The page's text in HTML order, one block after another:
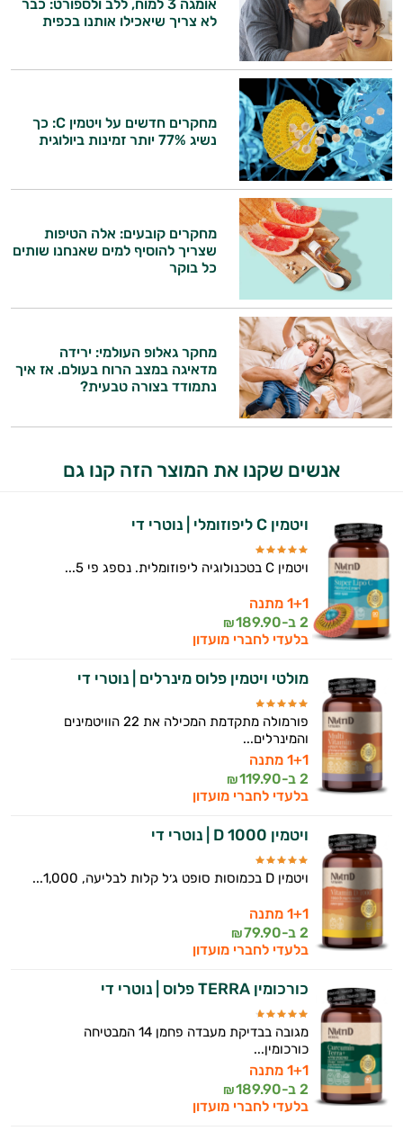
אומגה 3 למוח, ללב ולספורט: כבר
לא צריך שיאכילו אותנו בכפית
מחקרים חדשים על ויטמין C: כך
נשיג 77% יותר זמינות ביולוגית
מחקרים קובעים: אלה הטיפות
שצריך להוסיף למים שאנחנו שותים
כל בוקר
מחקר גאלופ העולמי: ירידה
מדאיגה במצב הרוח בעולם. אז איך
נתמודד בצורה טבעית?
אנשים שקנו את המוצר הזה קנו גם
ויטמין C ליפוזומלי | נוטרי די
ויטמין C בטכנולוגיה ליפוזומלית. נספג פי 5...
1+1 מתנה
2 ב-
189.90
₪
בלעדי לחברי מועדון
מולטי ויטמין פלוס מינרלים | נוטרי די
פורמולה מתקדמת המכילה את 22 הוויטמינים
והמינרלים...
1+1 מתנה
2 ב-
119.90
₪
בלעדי לחברי מועדון
ויטמין D 1000 | נוטרי די
ויטמין D בכמוסות סופט ג׳ל קלות לבליעה, 1,000...
1+1 מתנה
2 ב-
79.90
₪
בלעדי לחברי מועדון
כורכומין TERRA פלוס | נוטרי די
מגובה בבדיקת מעבדה פחמן 14 המבטיחה
כורכומין...
1+1 מתנה
2 ב-
189.90
₪
בלעדי לחברי מועדון
היי,
אני יועץ הבריאות האישי AI של טבע בריא.
התשובות שלי מבוססות על מאגרי מידע קליניים
וספרות מקצועית בתחומי הרפואה הטבעית
ותזונת הספורט.
אני כאן כדי לעזור לך להתאים את תוספי
התזונה ומוצרי הבריאות המדויקים למטרות
ולמצב הגופני שלך, ולהסביר לך אילו רכיבים
עובדים יחד כדי למקסם תוצאות גם בחיי היום
יום וגם בתחום הכושר והספורט.
המטרה שלי היא להתאים עבורך המלצות
זה הזמן להתחיל. איך אוכל לעזור?